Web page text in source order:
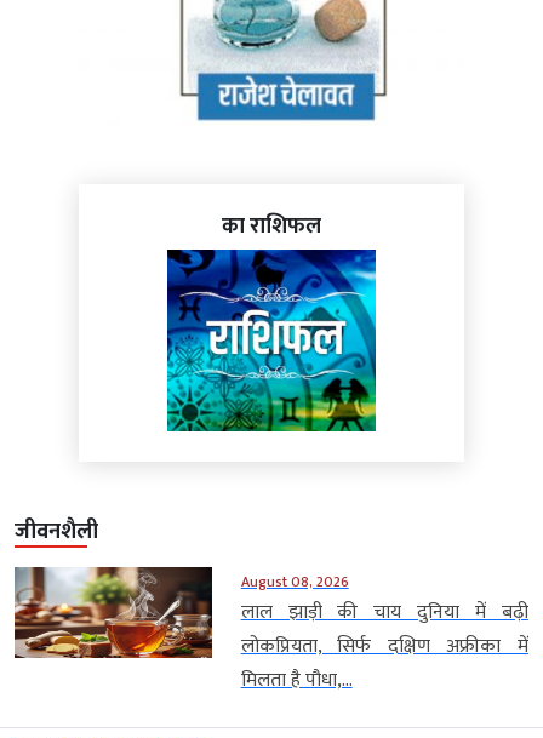
का राशिफल
जीवनशैली
August 08, 2026
लाल झाड़ी की चाय दुनिया में बढ़ी
लोकप्रियता, सिर्फ दक्षिण अफ्रीका में
मिलता है पौधा,...